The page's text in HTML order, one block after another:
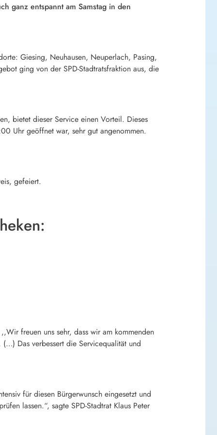
ganz entspannt am Samstag in den
Giesing, Neuhausen, Neuperlach, Pasing,
ging von der SPD-Stadtratsfraktion aus, die
bietet dieser Service einen Vorteil. Dieses
Uhr geöffnet war, sehr gut angenommen.
gefeiert.
freuen uns sehr, dass wir am kommenden
Das verbessert die Servicequalität und
für diesen Bürgerwunsch eingesetzt und
lassen.“, sagte SPD-Stadtrat Klaus Peter